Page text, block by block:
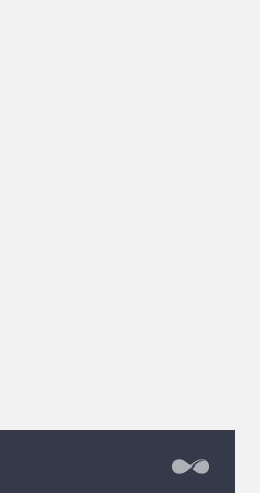
Разработка